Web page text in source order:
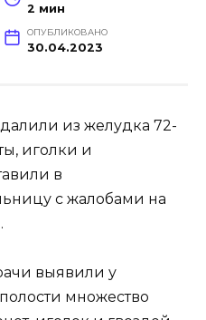
2 мин
ОПУБЛИКОВАНО
30.04.2023
из желудка 72-
иголки и
в
с жалобами на
выявили у
множество